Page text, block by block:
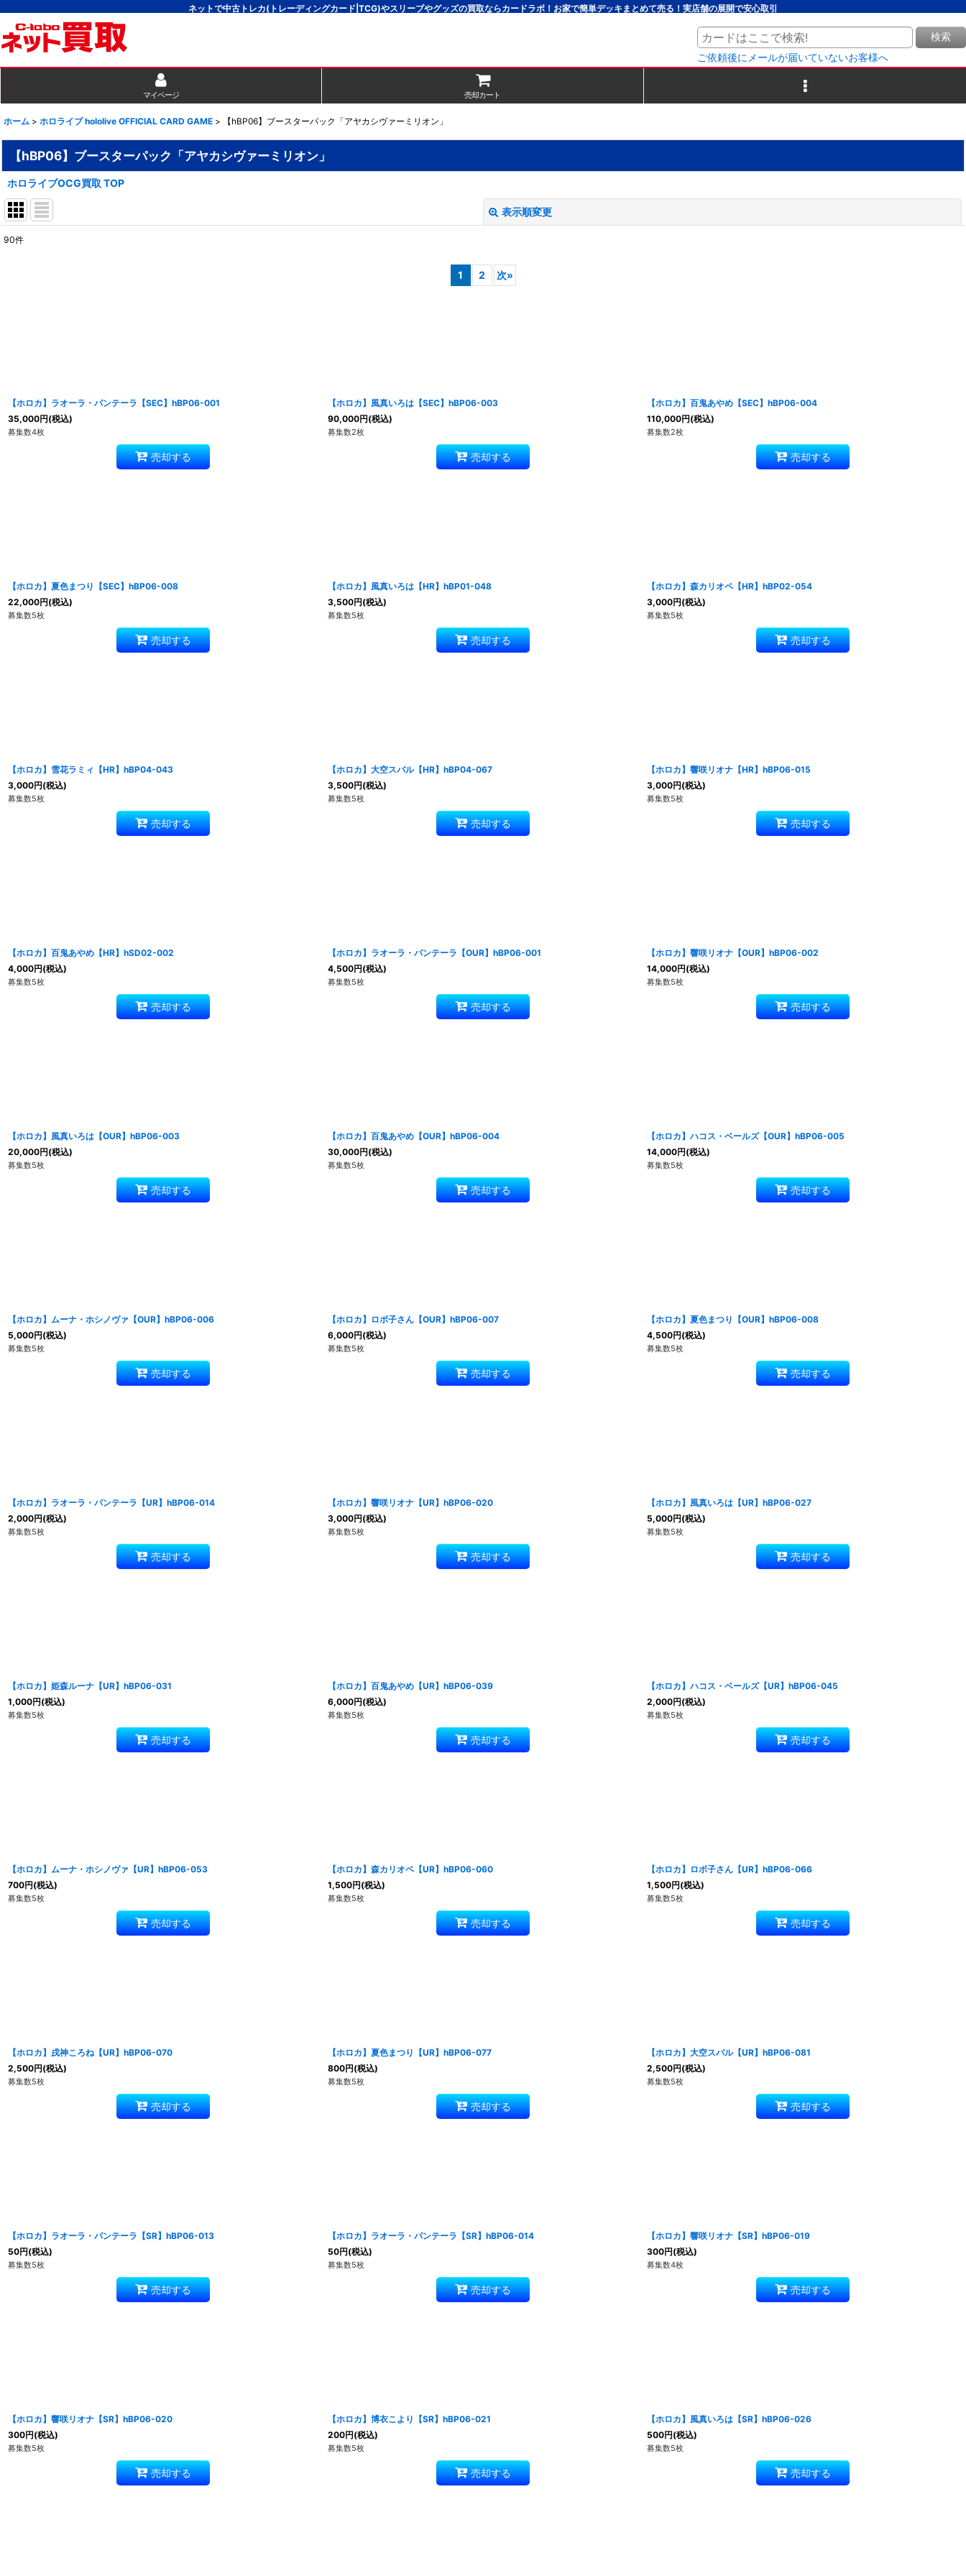
ネットで中古トレカ(トレーディングカード|TCG)やスリーブやグッズの買取ならカードラボ！お家で簡単デッキまとめて売る！実店舗の展開で安心取引
検索
ご依頼後にメールが届いていないお客様へ
マイページ 売却カート
ホーム > ホロライブ hololive OFFICIAL CARD GAME > 【hBP06】ブースターパック「アヤカシヴァーミリオン」
【hBP06】ブースターパック「アヤカシヴァーミリオン」
ホロライブOCG買取 TOP
表示順変更
90件
1 2 次»
【ホロカ】ラオーラ・パンテーラ【SEC】hBP06-001
35,000円(税込)
募集数4枚
売却する
【ホロカ】風真いろは【SEC】hBP06-003
90,000円(税込)
募集数2枚
売却する
【ホロカ】百鬼あやめ【SEC】hBP06-004
110,000円(税込)
募集数2枚
売却する
【ホロカ】夏色まつり【SEC】hBP06-008
22,000円(税込)
募集数5枚
売却する
【ホロカ】風真いろは【HR】hBP01-048
3,500円(税込)
募集数5枚
売却する
【ホロカ】森カリオペ【HR】hBP02-054
3,000円(税込)
募集数5枚
売却する
【ホロカ】雪花ラミィ【HR】hBP04-043
3,000円(税込)
募集数5枚
売却する
【ホロカ】大空スバル【HR】hBP04-067
3,500円(税込)
募集数5枚
売却する
【ホロカ】響咲リオナ【HR】hBP06-015
3,000円(税込)
募集数5枚
売却する
【ホロカ】百鬼あやめ【HR】hSD02-002
4,000円(税込)
募集数5枚
売却する
【ホロカ】ラオーラ・パンテーラ【OUR】hBP06-001
4,500円(税込)
募集数5枚
売却する
【ホロカ】響咲リオナ【OUR】hBP06-002
14,000円(税込)
募集数5枚
売却する
【ホロカ】風真いろは【OUR】hBP06-003
20,000円(税込)
募集数5枚
売却する
【ホロカ】百鬼あやめ【OUR】hBP06-004
30,000円(税込)
募集数5枚
売却する
【ホロカ】ハコス・ベールズ【OUR】hBP06-005
14,000円(税込)
募集数5枚
売却する
【ホロカ】ムーナ・ホシノヴァ【OUR】hBP06-006
5,000円(税込)
募集数5枚
売却する
【ホロカ】ロボ子さん【OUR】hBP06-007
6,000円(税込)
募集数5枚
売却する
【ホロカ】夏色まつり【OUR】hBP06-008
4,500円(税込)
募集数5枚
売却する
【ホロカ】ラオーラ・パンテーラ【UR】hBP06-014
2,000円(税込)
募集数5枚
売却する
【ホロカ】響咲リオナ【UR】hBP06-020
3,000円(税込)
募集数5枚
売却する
【ホロカ】風真いろは【UR】hBP06-027
5,000円(税込)
募集数5枚
売却する
【ホロカ】姫森ルーナ【UR】hBP06-031
1,000円(税込)
募集数5枚
売却する
【ホロカ】百鬼あやめ【UR】hBP06-039
6,000円(税込)
募集数5枚
売却する
【ホロカ】ハコス・ベールズ【UR】hBP06-045
2,000円(税込)
募集数5枚
売却する
【ホロカ】ムーナ・ホシノヴァ【UR】hBP06-053
700円(税込)
募集数5枚
売却する
【ホロカ】森カリオペ【UR】hBP06-060
1,500円(税込)
募集数5枚
売却する
【ホロカ】ロボ子さん【UR】hBP06-066
1,500円(税込)
募集数5枚
売却する
【ホロカ】戌神ころね【UR】hBP06-070
2,500円(税込)
募集数5枚
売却する
【ホロカ】夏色まつり【UR】hBP06-077
800円(税込)
募集数5枚
売却する
【ホロカ】大空スバル【UR】hBP06-081
2,500円(税込)
募集数5枚
売却する
【ホロカ】ラオーラ・パンテーラ【SR】hBP06-013
50円(税込)
募集数5枚
売却する
【ホロカ】ラオーラ・パンテーラ【SR】hBP06-014
50円(税込)
募集数5枚
売却する
【ホロカ】響咲リオナ【SR】hBP06-019
300円(税込)
募集数4枚
売却する
【ホロカ】響咲リオナ【SR】hBP06-020
300円(税込)
募集数5枚
売却する
【ホロカ】博衣こより【SR】hBP06-021
200円(税込)
募集数5枚
売却する
【ホロカ】風真いろは【SR】hBP06-026
500円(税込)
募集数5枚
売却する